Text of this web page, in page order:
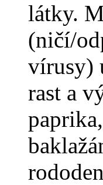
látky.
(ničí/
vírusy)
rast a